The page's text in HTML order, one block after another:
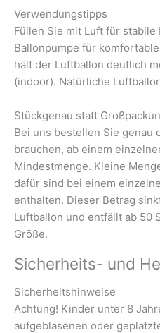
Verwendungstipps
Füllen Sie mit Luft für
Ballonpumpe für
hält der Luftballon deutlich
(indoor). Natürliche
Stückgenau statt
Bei uns bestellen Sie genau
brauchen, ab einem
Mindestmenge. Kleine
dafür sind bei einem
enthalten. Dieser Betrag
Luftballon und entfällt ab 50
Größe.
Sicherheits- und
Sicherheitshinweise
Achtung! Kinder unter 8
aufgeblasenen oder